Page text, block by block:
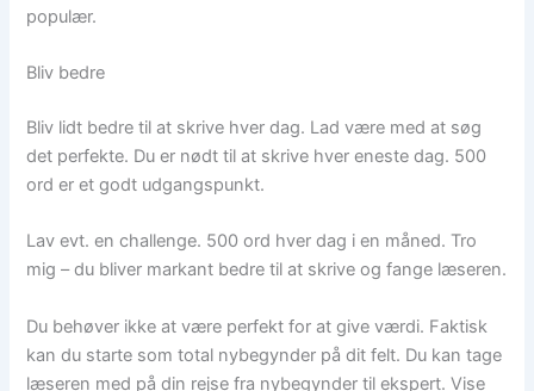
populær.
Bliv bedre
Bliv lidt bedre til at skrive hver dag. Lad være med at søg
det perfekte. Du er nødt til at skrive hver eneste dag. 500
ord er et godt udgangspunkt.
Lav evt. en challenge. 500 ord hver dag i en måned. Tro
mig – du bliver markant bedre til at skrive og fange læseren.
Du behøver ikke at være perfekt for at give værdi. Faktisk
kan du starte som total nybegynder på dit felt. Du kan tage
læseren med på din rejse fra nybegynder til ekspert. Vise